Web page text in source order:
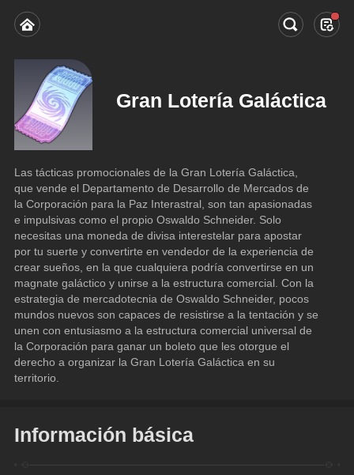
Gran Lotería Galáctica
Las tácticas promocionales de la Gran Lotería Galáctica,
que vende el Departamento de Desarrollo de Mercados de
la Corporación para la Paz Interastral, son tan apasionadas
e impulsivas como el propio Oswaldo Schneider. Solo
necesitas una moneda de divisa interestelar para apostar
por tu suerte y convertirte en vendedor de la experiencia de
crear sueños, en la que cualquiera podría convertirse en un
magnate galáctico y unirse a la estructura comercial. Con la
estrategia de mercadotecnia de Oswaldo Schneider, pocos
mundos nuevos son capaces de resistirse a la tentación y se
unen con entusiasmo a la estructura comercial universal de
la Corporación para ganar un boleto que les otorgue el
derecho a organizar la Gran Lotería Galáctica en su
territorio.
Información básica